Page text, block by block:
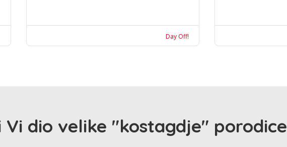
Day Off!
Vi dio velike "kostagdje" porodice